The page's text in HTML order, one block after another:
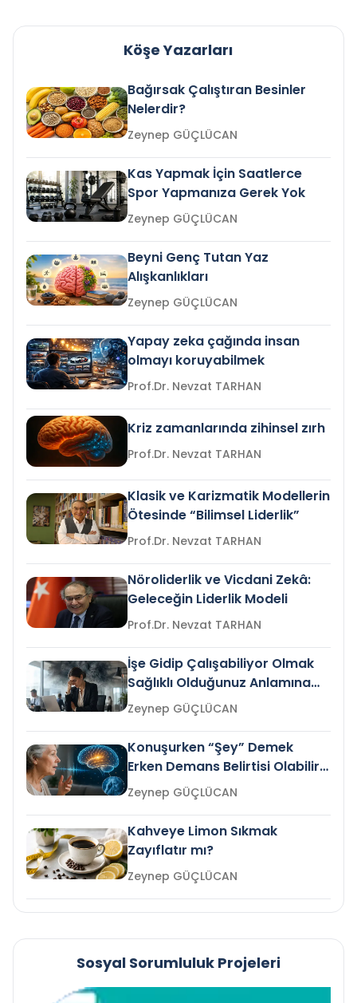
Köşe Yazarları
Bağırsak Çalıştıran Besinler
Nelerdir?
Zeynep GÜÇLÜCAN
Kas Yapmak İçin Saatlerce
Spor Yapmanıza Gerek Yok
Zeynep GÜÇLÜCAN
Beyni Genç Tutan Yaz
Alışkanlıkları
Zeynep GÜÇLÜCAN
Yapay zeka çağında insan
olmayı koruyabilmek
Prof.Dr. Nevzat TARHAN
Kriz zamanlarında zihinsel zırh
Prof.Dr. Nevzat TARHAN
Klasik ve Karizmatik Modellerin
Ötesinde “Bilimsel Liderlik”
Prof.Dr. Nevzat TARHAN
Nöroliderlik ve Vicdani Zekâ:
Geleceğin Liderlik Modeli
Prof.Dr. Nevzat TARHAN
İşe Gidip Çalışabiliyor Olmak
Sağlıklı Olduğunuz Anlamına
Gelir mi?Zeynep GÜÇLÜCAN
Konuşurken “Şey” Demek
Erken Demans Belirtisi Olabilir
mi?
Zeynep GÜÇLÜCAN
Kahveye Limon Sıkmak
Zayıflatır mı?
Zeynep GÜÇLÜCAN
Sosyal Sorumluluk Projeleri